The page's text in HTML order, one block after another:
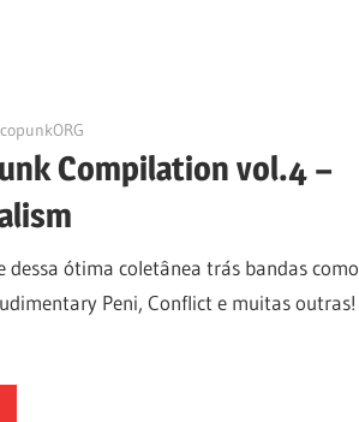
Compilation vol.4 –
dessa ótima coletânea trás bandas como
Peni, Conflict e muitas outras!